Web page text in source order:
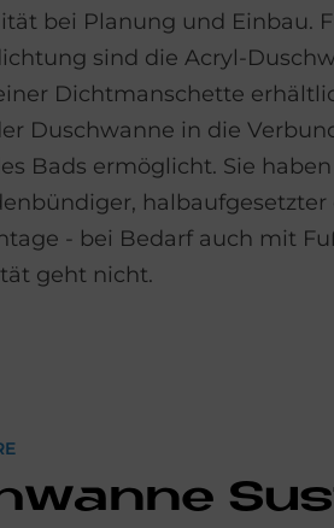
bei Planung und Ein­bau.
sind die Acryl-
Dicht­manschette
Dusch­wanne in die
Bads ermöglicht. Sie
- bei Be­darf auch mit
geht nicht.